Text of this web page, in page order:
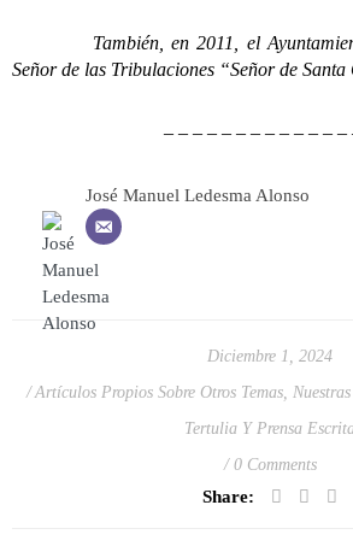
También, en 2011, el
Señor de las Tribulaciones “Señor de Santa
– – – – – – – – – – – – –
José Manuel Ledesma Alonso
Diciembre 1, 2024
Artículos Propios Sobre Otros Temas,
Tertulia Y Prensa
0 Comments
Share: